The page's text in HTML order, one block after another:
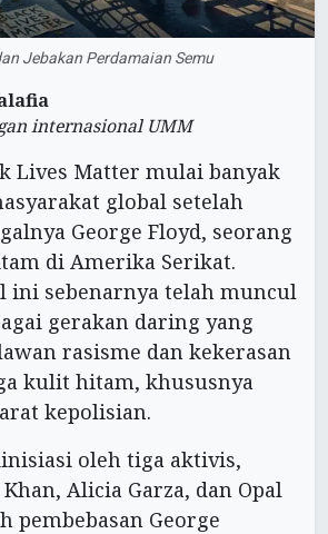
Jebakan Perdamaian Semu
internasional UMM
Lives Matter mulai banyak
global setelah
George Floyd, seorang
di Amerika Serikat.
ini sebenarnya telah muncul
gerakan daring yang
rasisme dan kekerasan
kulit hitam, khususnya
kepolisian.
oleh tiga aktivis,
Alicia Garza, dan Opal
pembebasan George